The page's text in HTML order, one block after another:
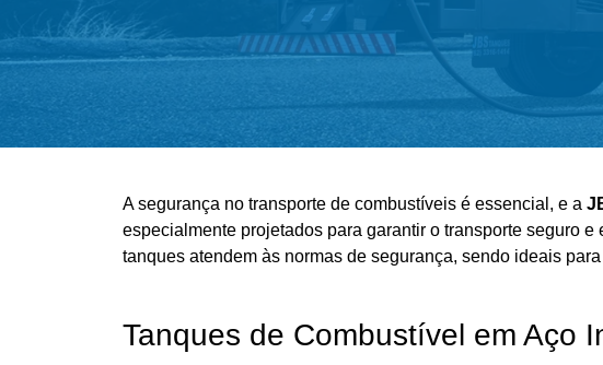
A segurança no transporte de combustíveis é essencial, e a
especialmente projetados para garantir o transporte seguro
tanques atendem às normas de segurança, sendo ideais
Tanques de Combustível em Aço